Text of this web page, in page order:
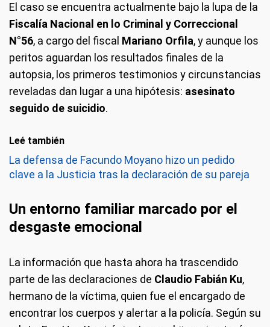
El caso se encuentra actualmente bajo la lupa de la
Fiscalía Nacional en lo Criminal y Correccional
N°56, a cargo del fiscal Mariano Orfila, y aunque los
peritos aguardan los resultados finales de la
autopsia, los primeros testimonios y circunstancias
reveladas dan lugar a una hipótesis: asesinato
seguido de suicidio.
Leé también
La defensa de Facundo Moyano hizo un pedido
clave a la Justicia tras la declaración de su pareja
Un entorno familiar marcado por el
desgaste emocional
La información que hasta ahora ha trascendido
parte de las declaraciones de Claudio Fabián Ku,
hermano de la víctima, quien fue el encargado de
encontrar los cuerpos y alertar a la policía. Según su